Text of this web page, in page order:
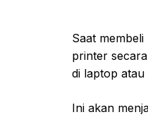
Saat
printer
di laptop
Ini akan